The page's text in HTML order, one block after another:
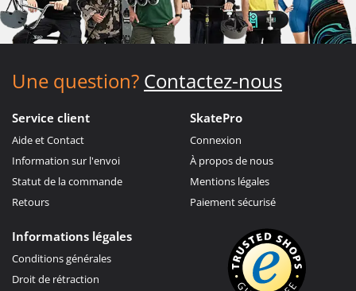
Une question? Contactez-nous
Service client
Aide et Contact
Information sur l'envoi
Statut de la commande
Retours
SkatePro
Connexion
À propos de nous
Mentions légales
Paiement sécurisé
Informations légales
Conditions générales
Droit de rétraction